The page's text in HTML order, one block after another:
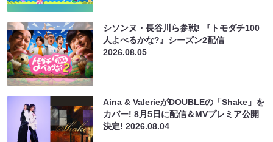
シソンヌ・長谷川ら参戦! 『トモダチ100
人よべるかな?』シーズン2配信
2026.08.05
Aina & ValerieがDOUBLEの「Shake」を
カバー! 8月5日に配信＆MVプレミア公開
決定!2026.08.04